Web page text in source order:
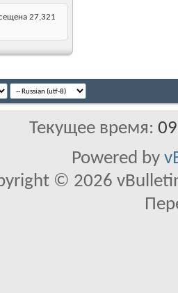
27,321
Текущее время:
Powered by
© 2026